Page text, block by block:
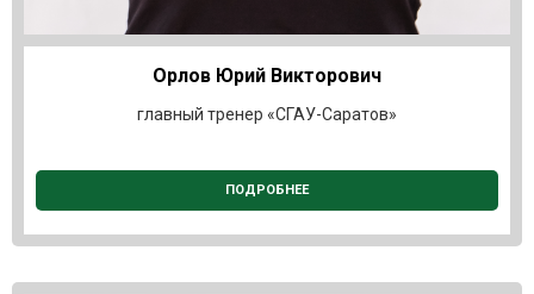
Орлов Юрий Викторович
главный тренер «СГАУ-Саратов»
ПОДРОБНЕЕ